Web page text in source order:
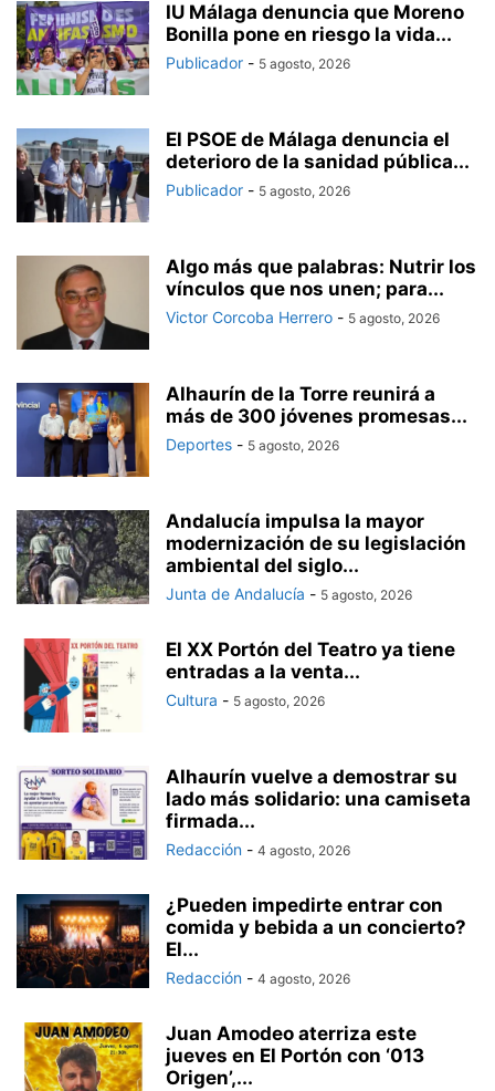
IU Málaga denuncia que Moreno
Bonilla pone en riesgo la vida...
Publicador - 5 agosto, 2026
El PSOE de Málaga denuncia el
deterioro de la sanidad pública...
Publicador - 5 agosto, 2026
Algo más que palabras: Nutrir los
vínculos que nos unen; para...
Victor Corcoba Herrero - 5 agosto, 2026
Alhaurín de la Torre reunirá a
más de 300 jóvenes promesas...
Deportes - 5 agosto, 2026
Andalucía impulsa la mayor
modernización de su legislación
ambiental del siglo...
Junta de Andalucía - 5 agosto, 2026
El XX Portón del Teatro ya tiene
entradas a la venta...
Cultura - 5 agosto, 2026
Alhaurín vuelve a demostrar su
lado más solidario: una camiseta
firmada...
Redacción - 4 agosto, 2026
¿Pueden impedirte entrar con
comida y bebida a un concierto?
El...
Redacción - 4 agosto, 2026
Juan Amodeo aterriza este
jueves en El Portón con ‘013
Origen’,...